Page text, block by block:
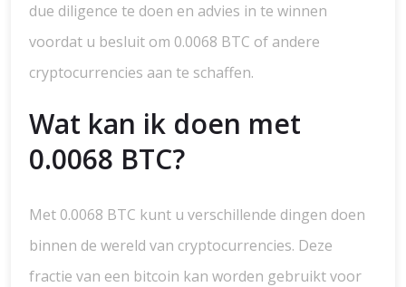
due diligence te doen en advies in te winnen
voordat u besluit om 0.0068 BTC of andere
cryptocurrencies aan te schaffen.
Wat kan ik doen met
0.0068 BTC?
Met 0.0068 BTC kunt u verschillende dingen doen
binnen de wereld van cryptocurrencies. Deze
fractie van een bitcoin kan worden gebruikt voor